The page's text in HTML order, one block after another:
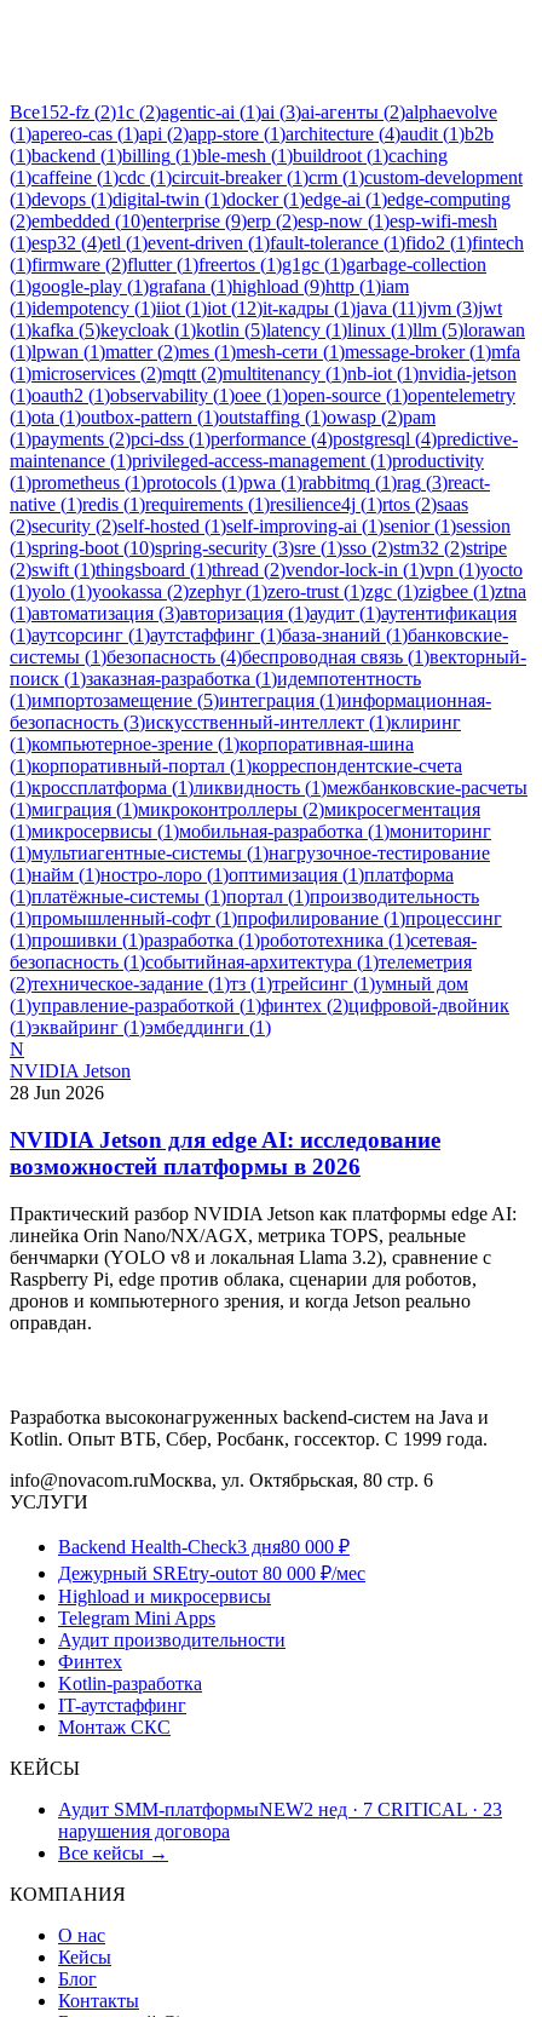
Все152-fz (2)1c (2)agentic-ai (1)ai (3)ai-агенты (2)alphaevolve
(1)apereo-cas (1)api (2)app-store (1)architecture (4)audit (1)b2b
(1)backend (1)billing (1)ble-mesh (1)buildroot (1)caching
(1)caffeine (1)cdc (1)circuit-breaker(1)crm (1)custom-development
(1)devops (1)digital-twin (1)docker(1)edge-ai (1)edge-computing
(2)embedded (10)enterprise (9)erp (2)esp-now (1)esp-wifi-mesh
(1)esp32 (4)etl (1)event-driven (1)fault-tolerance (1)fido2 (1)fintech
(1)firmware (2)flutter(1)freertos (1)g1gc (1)garbage-collection
(1)google-play (1)grafana (1)highload (9)http (1)iam
(1)idempotency (1)iiot (1)iot (12)it-кадры (1)java (11)jvm (3)jwt
(1)kafka (5)keycloak (1)kotlin (5)latency (1)linux (1)llm (5)lorawan
(1)lpwan (1)matter(2)mes (1)mesh-сети (1)message-broker(1)mfa
(1)microservices (2)mqtt (2)multitenancy (1)nb-iot (1)nvidia-jetson
(1)oauth2 (1)observability (1)oee (1)open-source (1)opentelemetry
(1)ota (1)outbox-pattern (1)outstaffing (1)owasp (2)pam
(1)payments (2)pci-dss (1)performance (4)postgresql (4)predictive-
maintenance (1)privileged-access-management (1)productivity
(1)prometheus (1)protocols (1)pwa (1)rabbitmq (1)rag (3)react-
native (1)redis (1)requirements (1)resilience4j (1)rtos (2)saas
(2)security (2)self-hosted (1)self-improving-ai (1)senior(1)session
(1)spring-boot (10)spring-security (3)sre (1)sso (2)stm32 (2)stripe
(2)swift (1)thingsboard (1)thread (2)vendor-lock-in (1)vpn (1)yocto
(1)yolo (1)yookassa (2)zephyr(1)zero-trust (1)zgc (1)zigbee (1)ztna
(1)автоматизация (3)авторизация (1)аудит (1)аутентификация
(1)аутсорсинг (1)аутстаффинг (1)база-знаний (1)банковские-
системы (1)безопасность (4)беспроводная связь (1)векторный-
поиск (1)заказная-разработка (1)идемпотентность
(1)импортозамещение (5)интеграция (1)информационная-
безопасность (3)искусственный-интеллект (1)клиринг
(1)компьютерное-зрение (1)корпоративная-шина
(1)корпоративный-портал (1)корреспондентские-счета
(1)кроссплатформа (1)ликвидность (1)межбанковские-расчеты
(1)миграция (1)микроконтроллеры (2)микросегментация
(1)микросервисы (1)мобильная-разработка (1)мониторинг
(1)мультиагентные-системы (1)нагрузочное-тестирование
(1)найм (1)ностро-лоро (1)оптимизация (1)платформа
(1)платёжные-системы (1)портал (1)производительность
(1)промышленный-софт (1)профилирование (1)процессинг
(1)прошивки (1)разработка (1)робототехника (1)сетевая-
безопасность (1)событийная-архитектура (1)телеметрия
(2)техническое-задание (1)тз (1)трейсинг (1)умный дом
(1)управление-разработкой (1)финтех (2)цифровой-двойник
(1)эквайринг (1)эмбеддинги (1)
N
NVIDIA Jetson
28 Jun 2026
NVIDIA Jetson для edge AI: исследование
возможностей платформы в 2026
Практический разбор NVIDIA Jetson как платформы edge AI:
линейка Orin Nano/NX/AGX, метрика TOPS, реальные
бенчмарки (YOLO v8 и локальная Llama 3.2), сравнение с
Raspberry Pi, edge против облака, сценарии для роботов,
дронов и компьютерного зрения, и когда Jetson реально
оправдан.
Разработка высоконагруженных backend-систем на Java и
Kotlin. Опыт ВТБ, Сбер, Росбанк, госсектор. С 1999 года.
info@novacom.ruМосква, ул. Октябрьская, 80 стр. 6
УСЛУГИ
Backend Health-Check3 дня80 000 ₽
Дежурный SREtry-outот 80 000 ₽/мес
Highload и микросервисы
Telegram Mini Apps
Аудит производительности
Финтех
Kotlin-разработка
IT-аутстаффинг
Монтаж СКС
КЕЙСЫ
Аудит SMM-платформыNEW2 нед · 7 CRITICAL · 23
нарушения договора
Все кейсы →
КОМПАНИЯ
О нас
Кейсы
Блог
Контакты